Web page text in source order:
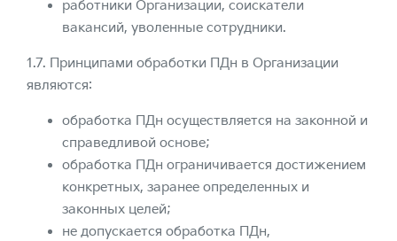
работники Организации, соискатели
вакансий, уволенные сотрудники.
1.7. Принципами обработки ПДн в Организации
являются:
обработка ПДн осуществляется на законной и
справедливой основе;
обработка ПДн ограничивается достижением
конкретных, заранее определенных и
законных целей;
не допускается обработка ПДн,